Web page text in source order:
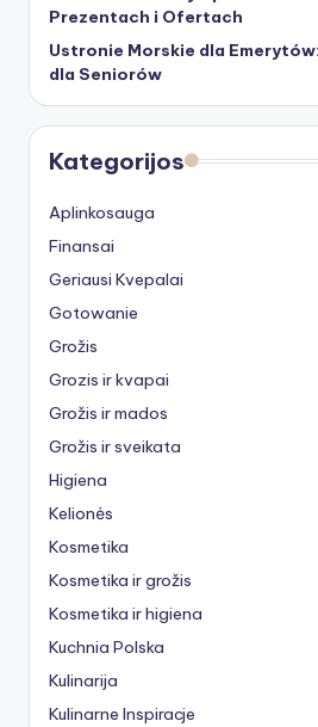
Prezentach i Ofertach
Ustronie Morskie dla
dla Seniorów
Kategorijos
Aplinkosauga
Finansai
Geriausi Kvepalai
Gotowanie
Grožis
Grozis ir kvapai
Grožis ir mados
Grožis ir sveikata
Higiena
Kelionės
Kosmetika
Kosmetika ir grožis
Kosmetika ir higiena
Kuchnia Polska
Kulinarija
Kulinarne Inspiracje